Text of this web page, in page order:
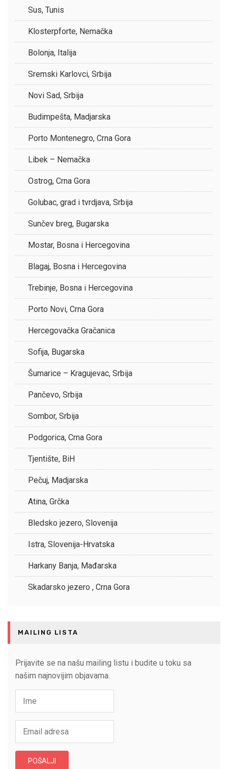
Sus, Tunis
Klosterpforte, Nemačka
Bolonja, Italija
Sremski Karlovci, Srbija
Novi Sad, Srbija
Budimpešta, Madjarska
Porto Montenegro, Crna Gora
Libek – Nemačka
Ostrog, Crna Gora
Golubac, grad i tvrdjava, Srbija
Sunčev breg, Bugarska
Mostar, Bosna i Hercegovina
Blagaj, Bosna i Hercegovina
Trebinje, Bosna i Hercegovina
Porto Novi, Crna Gora
Hercegovačka Gračanica
Sofija, Bugarska
Šumarice – Kragujevac, Srbija
Pančevo, Srbija
Sombor, Srbija
Podgorica, Crna Gora
Tjentište, BiH
Pečuj, Madjarska
Atina, Grčka
Bledsko jezero, Slovenija
Istra, Slovenija-Hrvatska
Harkany Banja, Mađarska
Skadarsko jezero , Crna Gora
MAILING LISTA
Prijavite se na našu mailing listu i budite u toku sa
našim najnovijim objavama.